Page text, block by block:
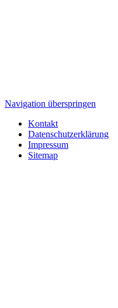
Navigation überspringen
Kontakt
Datenschutzerklärung
Impressum
Sitemap